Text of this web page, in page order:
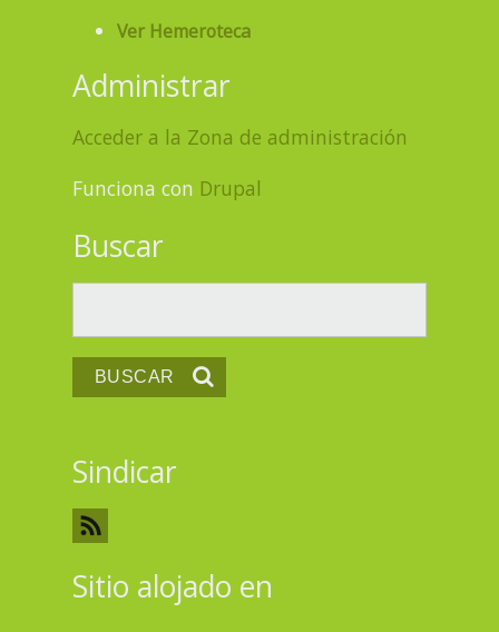
Ver Hemeroteca
Administrar
Acceder a la Zona de administración
Funciona con Drupal
Buscar
Sindicar
Sitio alojado en